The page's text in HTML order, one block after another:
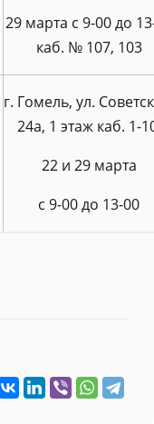
29 марта с 9-00 до
каб. № 107, 103
г. Гомель, ул.
24а, 1 этаж каб. 1-
22 и 29 марта
с 9-00 до 13-00